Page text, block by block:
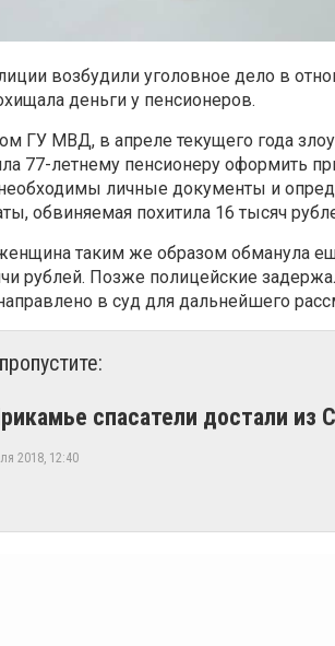
возбудили уголовное дело в
деньги у пенсионеров.
ГУ МВД, в апреле текущего года
77-летнему пенсионеру оформить
необходимы личные документы и
обвиняемая похитила 16 тысяч
таким же образом обманула
рублей. Позже полицейские
в суд для дальнейшего
спасатели достали
2018, 12:40